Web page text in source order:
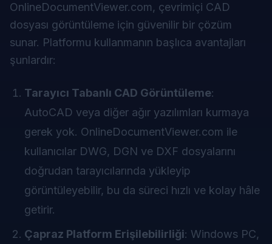
OnlineDocumentViewer.com, çevrimiçi CAD
dosyası görüntüleme için güvenilir bir çözüm
sunar. Platformu kullanmanın başlıca avantajları
şunlardır:
Tarayıcı Tabanlı CAD Görüntüleme:
AutoCAD veya diğer ağır yazılımları kurmaya
gerek yok. OnlineDocumentViewer.com ile
kullanıcılar DWG, DGN ve DXF dosyalarını
doğrudan tarayıcılarında yükleyip
görüntüleyebilir, bu da süreci hızlı ve kolay hâle
getirir.
Çapraz Platform Erişilebilirliği: Windows PC,